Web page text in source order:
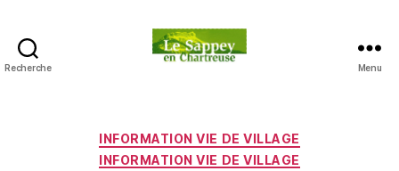
Recherche
en
Chartreuse
Menu
Catégories
INFORMATION VIE DE VILLAGE
INFORMATION VIE DE VILLAGE